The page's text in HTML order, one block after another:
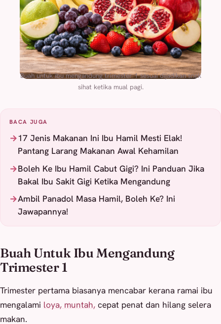
Buah untuk ibu mengandung trimester 1 sesuai dijadikan snek
sihat ketika mual pagi.
BACA JUGA
17 Jenis Makanan Ini Ibu Hamil Mesti Elak!
Pantang Larang Makanan Awal Kehamilan
Boleh Ke Ibu Hamil Cabut Gigi? Ini Panduan Jika
Bakal Ibu Sakit Gigi Ketika Mengandung
Ambil Panadol Masa Hamil, Boleh Ke? Ini
Jawapannya!
Buah Untuk Ibu Mengandung
Trimester 1
Trimester pertama biasanya mencabar kerana ramai ibu
mengalami loya, muntah, cepat penat dan hilang selera
makan.